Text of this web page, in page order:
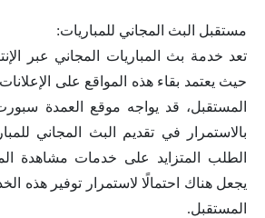
مستقبل البث المجاني للمباريات:
تعد خدمة بث المباريات المجاني عبر
حيث يعتمد بقاء هذه المواقع على
المستقبل، قد يواجه موقع العمدة
بالاستمرار في تقديم البث المجاني
الطلب المتزايد على خدمات مشاهدة
يجعل هناك احتمالًا لاستمرار توفير هذه
المستقبل.